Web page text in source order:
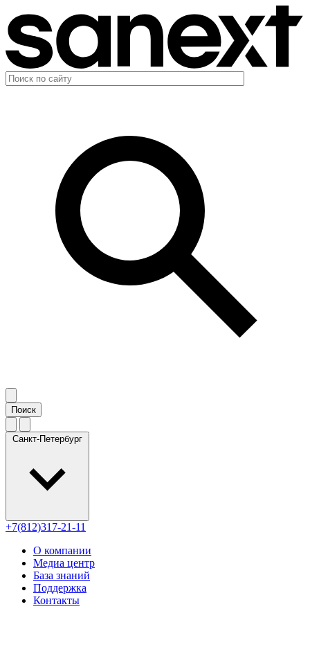
Санкт-Петербург
+7(812)317-21-11
О компании
Медиа центр
База знаний
Поддержка
Контакты